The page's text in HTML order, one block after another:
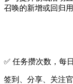
召唤的新增或回归用
✅ 任务攒次数，每
签到、分享、关注